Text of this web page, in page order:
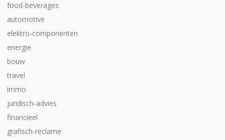
food-beverages
automotive
elektro-componenten
energie
bouw
travel
immo
juridisch-advies
financieel
grafisch-reclame